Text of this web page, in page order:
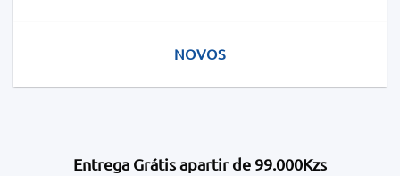
NOVOS
Entrega Grátis apartir de 99.000Kzs